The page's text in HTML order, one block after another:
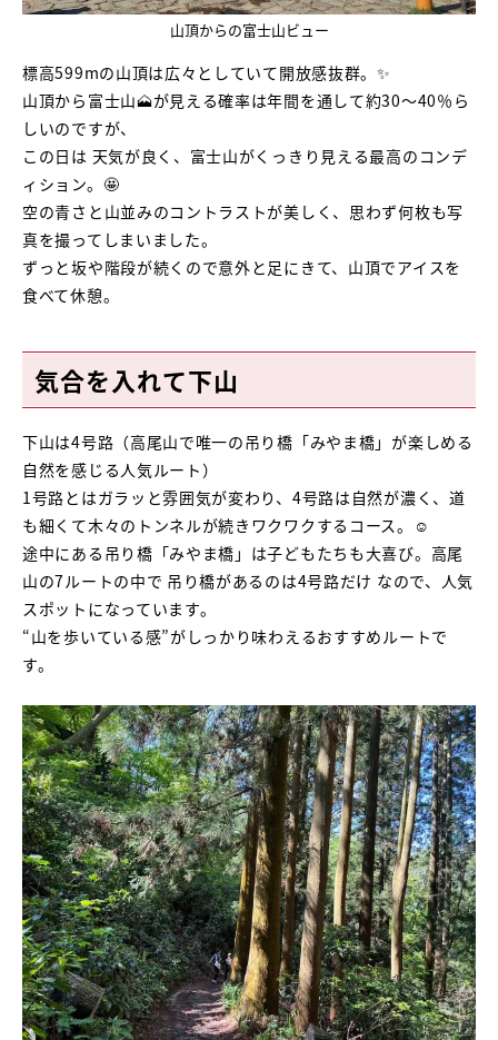
山頂からの富士山ビュー
標高599mの山頂は広々としていて開放感抜群。✨
山頂から富士山🗻が見える確率は年間を通して約30〜40％ら
しいのですが、
この日は 天気が良く、富士山がくっきり見える最高のコンデ
ィション。🤩
空の青さと山並みのコントラストが美しく、思わず何枚も写
真を撮ってしまいました。
ずっと坂や階段が続くので意外と足にきて、山頂でアイスを
食べて休憩。
気合を入れて下山
下山は4号路（高尾山で唯一の吊り橋「みやま橋」が楽しめる
自然を感じる人気ルート）
1号路とはガラッと雰囲気が変わり、4号路は自然が濃く、道
も細くて木々のトンネルが続きワクワクするコース。☺️
途中にある吊り橋「みやま橋」は子どもたちも大喜び。高尾
山の7ルートの中で 吊り橋があるのは4号路だけ なので、人気
スポットになっています。
“山を歩いている感”がしっかり味わえるおすすめルートで
す。